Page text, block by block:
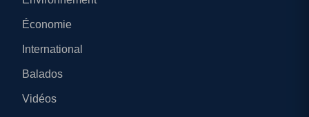
Économie
International
Balados
Vidéos